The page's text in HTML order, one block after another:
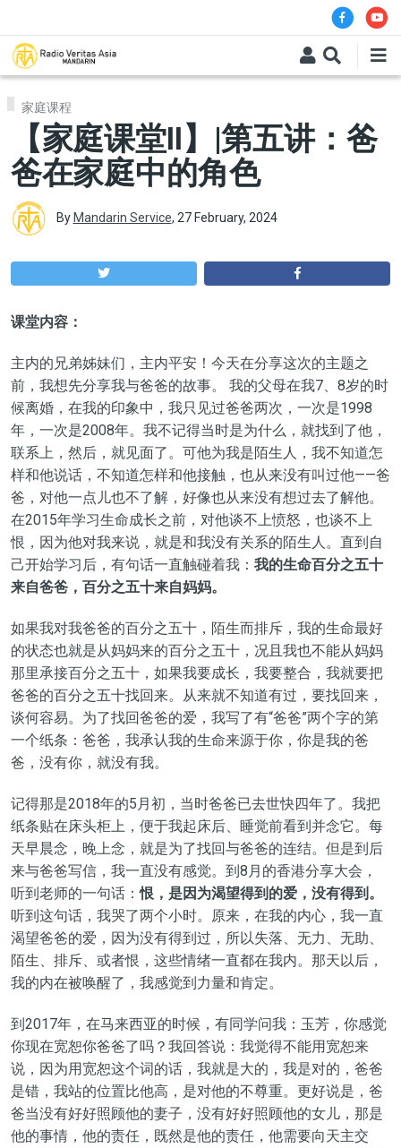
家庭课程
【家庭课堂II】|第五讲：爸
爸在家庭中的角色
By Mandarin Service, 27 February, 2024
课堂内容：
主内的兄弟姊妹们，主内平安！今天在分享这次的主题之
前，我想先分享我与爸爸的故事。 我的父母在我7、8岁的时
候离婚，在我的印象中，我只见过爸爸两次，一次是1998
年，一次是2008年。我不记得当时是为什么，就找到了他，
联系上，然后，就见面了。可他为我是陌生人，我不知道怎
样和他说话，不知道怎样和他接触，也从来没有叫过他——爸
爸，对他一点儿也不了解，好像也从来没有想过去了解他。
在2015年学习生命成长之前，对他谈不上愤怒，也谈不上
恨，因为他对我来说，就是和我没有关系的陌生人。直到自
己开始学习后，有句话一直触碰着我： 我的生命百分之五十
来自爸爸，百分之五十来自妈妈。
如果我对我爸爸的百分之五十，陌生而排斥，我的生命最好
的状态也就是从妈妈来的百分之五十，况且我也不能从妈妈
那里承接百分之五十，如果我要成长，我要整合，我就要把
爸爸的百分之五十找回来。从来就不知道有过，要找回来，
谈何容易。为了找回爸爸的爱，我写了有“爸爸”两个字的第
一个纸条：爸爸，我承认我的生命来源于你，你是我的爸
爸，没有你，就没有我。
记得那是2018年的5月初，当时爸爸已去世快四年了。我把
纸条贴在床头柜上，便于我起床后、睡觉前看到并念它。每
天早晨念，晚上念，就是为了找回与爸爸的连结。但是到后
来与爸爸写信，我一直没有感觉。到8月的香港分享大会，
听到老师的一句话：恨，是因为渴望得到的爱，没有得到。
听到这句话，我哭了两个小时。原来，在我的内心，我一直
渴望爸爸的爱，因为没有得到过，所以失落、无力、无助、
陌生、排斥、或者恨，这些情绪一直都在我内。那天以后，
我的内在被唤醒了，我感觉到力量和肯定。
到2017年，在马来西亚的时候，有同学问我：玉芳，你感觉
你现在宽恕你爸爸了吗？我回答说：我觉得不能用宽恕来
说，因为用宽恕这个词的话，我就是大的，我是对的，爸爸
是错，我站的位置比他高，是对他的不尊重。更好说是，爸
爸当没有好好照顾他的妻子，没有好好照顾他的女儿，那是
他的事情，他的责任，既然是他的责任，他需要向天主交